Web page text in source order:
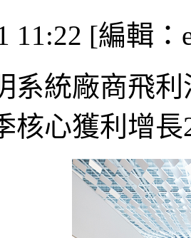
11:22 [編輯：
系統廠商飛利
核心獲利增長